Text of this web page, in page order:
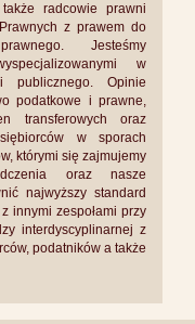
radcowie prawni
z prawem do
Jesteśmy
w
publicznego. Opinie
podatkowe i prawne,
transferowych oraz
w sporach
którymi się zajmujemy
oraz nasze
najwyższy standard
innymi zespołami przy
interdyscyplinarnej z
podatników a także